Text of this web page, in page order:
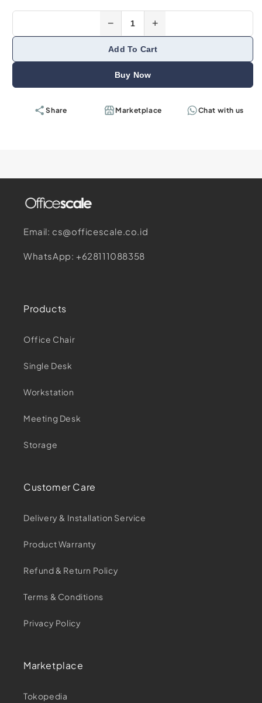
− +
Add To Cart
Buy Now
Share Marketplace Chat with us
Email: cs@officescale.co.id
WhatsApp: +628111088358
Products
Office Chair
Single Desk
Workstation
Meeting Desk
Storage
Customer Care
Delivery & Installation Service
Product Warranty
Refund & Return Policy
Terms & Conditions
Privacy Policy
Marketplace
Tokopedia